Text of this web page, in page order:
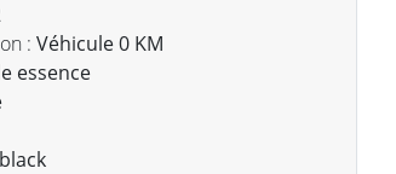
: Véhicule 0 KM
essence